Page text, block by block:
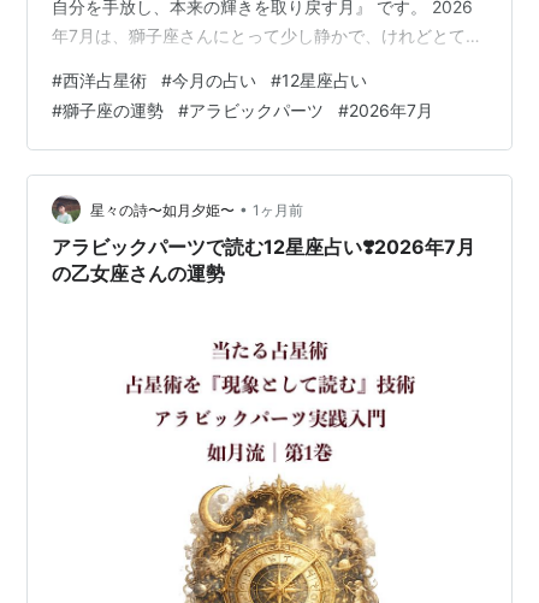
自分を手放し、本来の輝きを取り戻す月』 です。 2026
年7月は、獅子座さんにとって少し静かで、けれどとても
獅子座から見ると第12室に位置しています。 第12室は、
癒し、内省、見えない世界、過去の整理を表す場所で
す。 そのため今月は、無理に外へ向かって進むよりも、
『本当に大切なものは何か』『これからの自分はどう輝
きたいのか』 を見つめ直すことで、8月以降の大きな飛
躍への扉が開かれてい…
#西洋占星術 #今月の占い #12星座占い
#獅子座の運勢 #アラビックパーツ #2026年7月
星々の詩〜如月夕姫〜 • 1ヶ月前
アラビックパーツで読む12星座占い❣️2026年7月
の乙女座さんの運勢